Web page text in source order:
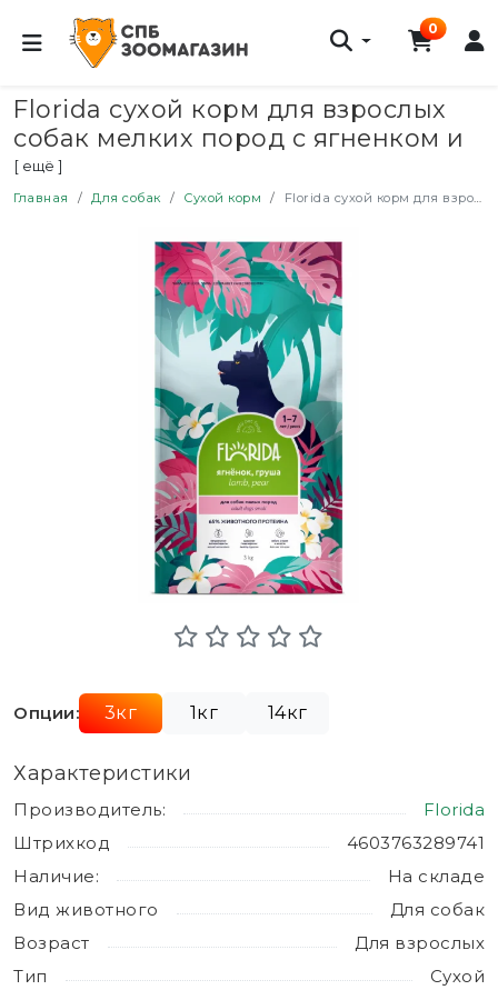
0
Florida сухой корм для взрослых
собак мелких пород с ягненком и
грушей - 3 кг
[ ещё ]
Главная Для собак Сухой корм Florida сухой корм для взрослых собак мелких пород с ягненком и грушей - 3 кг
Опции: 3кг 1кг 14кг
Характеристики
Производитель:
Florida
Штрихкод
4603763289741
Наличие:
На складе
Вид животного
Для собак
Возраст
Для взрослых
Тип
Сухой